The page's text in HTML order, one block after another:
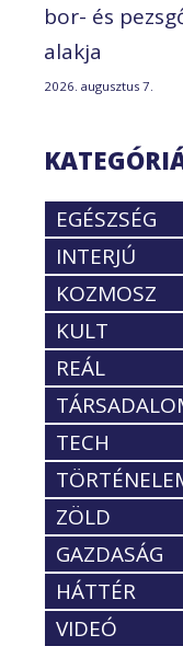
bor- és
alakja
2026. augusztus 7.
EGÉSZSÉG
INTERJÚ
KOZMOSZ
KULT
REÁL
TECH
ZÖLD
GAZDASÁG
HÁTTÉR
VIDEÓ